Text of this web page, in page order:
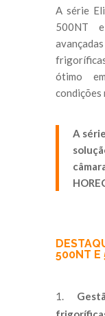
A série
500NT
ótimo
condições
A
500NT E